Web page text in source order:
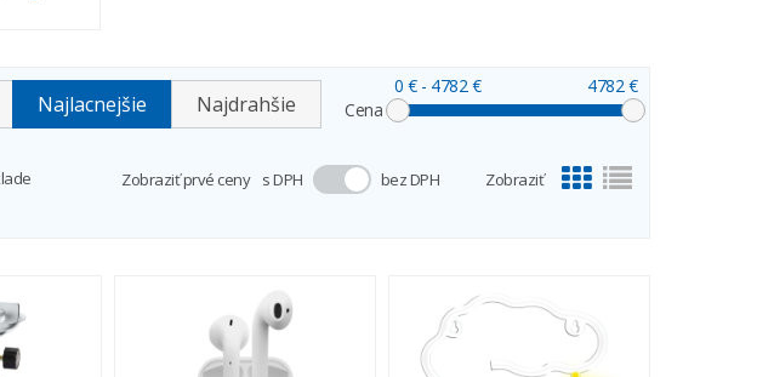
Najlacnejšie Najdrahšie Cena
0 €- 4782 € 4782 €
Zobraziť prvé ceny s DPH bez DPH Zobraziť